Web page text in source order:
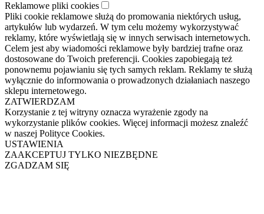
Reklamowe pliki cookies
Pliki cookie reklamowe służą do promowania niektórych usług,
artykułów lub wydarzeń. W tym celu możemy wykorzystywać
reklamy, które wyświetlają się w innych serwisach internetowych.
Celem jest aby wiadomości reklamowe były bardziej trafne oraz
dostosowane do Twoich preferencji. Cookies zapobiegają też
ponownemu pojawianiu się tych samych reklam. Reklamy te służą
wyłącznie do informowania o prowadzonych działaniach naszego
sklepu internetowego.
ZATWIERDZAM
Korzystanie z tej witryny oznacza wyrażenie zgody na
wykorzystanie plików cookies. Więcej informacji możesz znaleźć
w naszej Polityce Cookies.
USTAWIENIA
ZAAKCEPTUJ TYLKO NIEZBĘDNE
ZGADZAM SIĘ